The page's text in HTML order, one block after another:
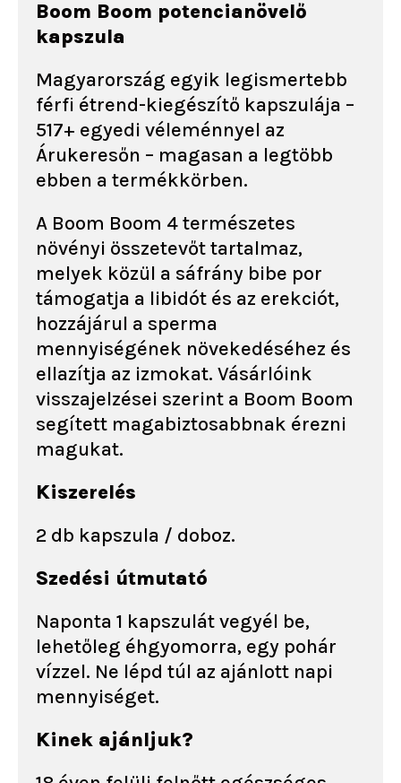
Boom Boom potencianövelő
kapszula
Magyarország egyik legismertebb
férfi étrend-kiegészítő kapszulája –
517+ egyedi véleménnyel az
Árukeresőn – magasan a legtöbb
ebben a termékkörben.
A Boom Boom 4 természetes
növényi összetevőt tartalmaz,
melyek közül a sáfrány bibe por
támogatja a libidót és az erekciót,
hozzájárul a sperma
mennyiségének növekedéséhez és
ellazítja az izmokat. Vásárlóink
visszajelzései szerint a Boom Boom
segített magabiztosabbnak érezni
magukat.
Kiszerelés
2 db kapszula / doboz.
Szedési útmutató
Naponta 1 kapszulát vegyél be,
lehetőleg éhgyomorra, egy pohár
vízzel. Ne lépd túl az ajánlott napi
mennyiséget.
Kinek ajánljuk?